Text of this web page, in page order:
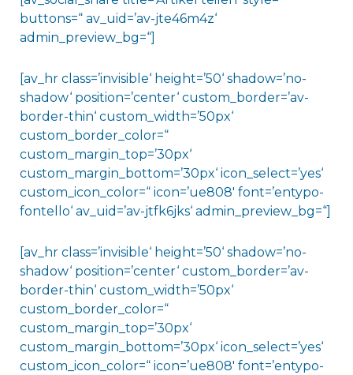
buttons=“ av_uid=’av-jte46m4z‘
admin_preview_bg=“]
[av_hr class=’invisible‘ height=’50‘ shadow=’no-
shadow‘ position=’center‘ custom_border=’av-
border-thin‘ custom_width=’50px‘
custom_border_color=“
custom_margin_top=’30px‘
custom_margin_bottom=’30px‘ icon_select=’yes‘
custom_icon_color=“ icon=’ue808′ font=’entypo-
fontello‘ av_uid=’av-jtfk6jks‘ admin_preview_bg=“]
[av_hr class=’invisible‘ height=’50‘ shadow=’no-
shadow‘ position=’center‘ custom_border=’av-
border-thin‘ custom_width=’50px‘
custom_border_color=“
custom_margin_top=’30px‘
custom_margin_bottom=’30px‘ icon_select=’yes‘
custom_icon_color=“ icon=’ue808′ font=’entypo-